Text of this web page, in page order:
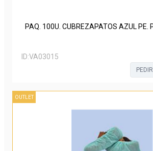
PAQ. 100U. CUBREZAPATOS AZUL PE.
ID:VA03015
OUTLET